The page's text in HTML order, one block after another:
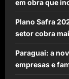
em obra que
Plano Safra
setor cobra
Paraguai: a
empresas e